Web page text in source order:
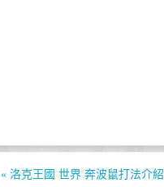
«洛克王國 世界 奔波鼠打法介紹